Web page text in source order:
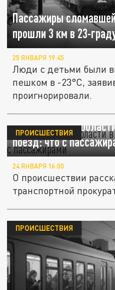
Пассажиры
прошли 3 км в 23-
25 ЯНВАРЯ 19:45
Люди с детьми были
пешком в -23°C,
проигнорировали.
В Челябинской
поезд: что с
ПРОИСШЕСТВИЯ
24 ЯНВАРЯ 16:00
О происшествии
транспортной
ПРОИСШЕСТВИЯ